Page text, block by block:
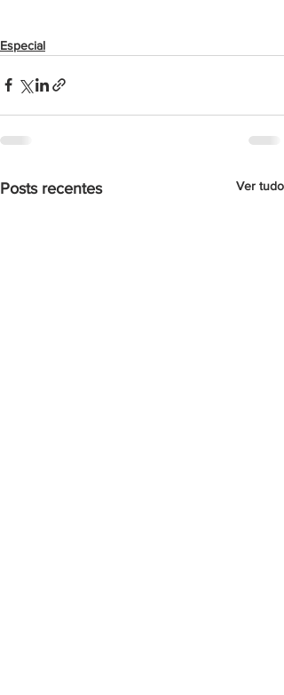
Especial
Posts recentes Ver tudo